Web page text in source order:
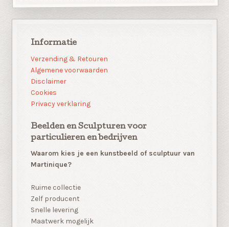
Informatie
Verzending & Retouren
Algemene voorwaarden
Disclaimer
Cookies
Privacy verklaring
Beelden en Sculpturen voor
particulieren en bedrijven
Waarom kies je een kunstbeeld of sculptuur van
Martinique?
Ruime collectie
Zelf producent
Snelle levering
Maatwerk mogelijk